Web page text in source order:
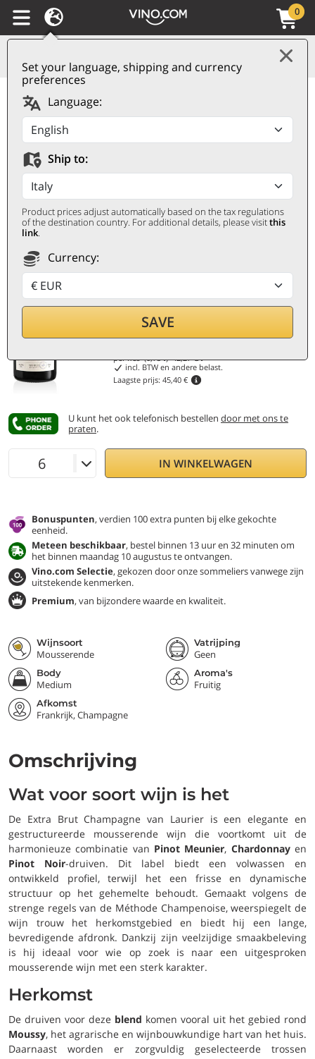
Set your language, shipping and currency
preferences
Language:
Ship to:
Product prices adjust automatically based on the tax regulations
of the destination country. For additional details, please visitthis
link.
Currency:
SAVE
0
Champagne AOC Extra
Brut Cuvée 5 Pascal
Lejeune Laurier
LAURIER
0,75 ℓ
Korting 30%
31,70€
per fles (0,75 ℓ)42,27€/ℓ
incl. BTW en andere belast.
Laagste prijs:45,40 €
U kunt het ook telefonisch bestellen door met ons te
praten.
IN WINKELWAGEN
Bonuspunten, verdien 100 extra punten bij elke gekochte
eenheid.
Meteen beschikbaar, bestel binnen 13 uur en 32 minuten om
het binnen maandag 10 augustus te ontvangen.
Vino.com Selectie, gekozen door onze sommeliers vanwege zijn
uitstekende kenmerken.
Premium, van bijzondere waarde en kwaliteit.
Wijnsoort
Mousserende
Vatrijping
Geen
Body
Medium
Aroma's
Fruitig
Afkomst
Frankrijk, Champagne
Omschrijving
Wat voor soort wijn is het
De Extra Brut Champagne van Laurier is een elegante en
gestructureerde mousserende wijn die voortkomt uit de
harmonieuze combinatie van Pinot Meunier, Chardonnayen
Pinot Noir-druiven. Dit label biedt een volwassen en
ontwikkeld profiel, terwijl het een frisse en dynamische
structuur op het gehemelte behoudt. Gemaakt volgens de
strenge regels van de Méthode Champenoise, weerspiegelt de
wijn trouw het herkomstgebied en biedt hij een lange,
bevredigende afdronk. Dankzij zijn veelzijdige smaakbeleving
is hij ideaal voor wie op zoek is naar een uitgesproken
mousserende wijn met een sterk karakter.
Herkomst
De druiven voor deze blend komen vooral uit het gebied rond
Moussy, het agrarische en wijnbouwkundige hart van het huis.
Daarnaast worden er zorgvuldig geselecteerde trossen